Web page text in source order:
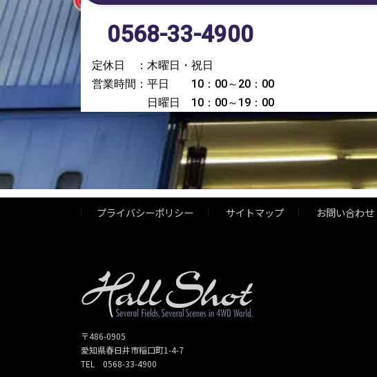
0568-33-4900
定休日 ：木曜日・祝日
営業時間：平日 10：00～20：00
日曜日 10：00～19：00
プライバシーポリシー サイトマップ お問い合わせ
〒486-0905
愛知県春日井市稲口町1-4-7
TEL 0568-33-4900